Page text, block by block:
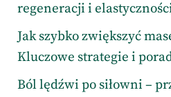
regeneracji i
Jak szybko zwiększyć
Kluczowe strategie i
Ból lędźwi po siłowni –